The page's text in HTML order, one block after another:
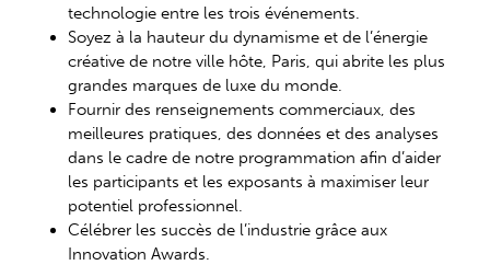
technologie entre les trois événements.
Soyez à la hauteur du dynamisme et de l’énergie
créative de notre ville hôte, Paris, qui abrite les plus
grandes marques de luxe du monde.
Fournir des renseignements commerciaux, des
meilleures pratiques, des données et des analyses
dans le cadre de notre programmation afin d’aider
les participants et les exposants à maximiser leur
potentiel professionnel.
Célébrer les succès de l’industrie grâce aux
Innovation Awards.